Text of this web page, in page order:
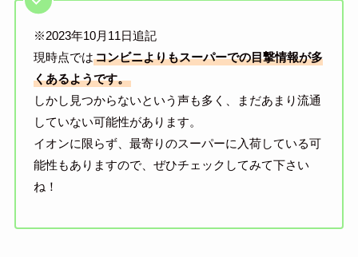
※2023年10月11日追記
現時点ではコンビニよりもスーパーでの目撃情報が多
くあるようです。
しかし見つからないという声も多く、まだあまり流通
していない可能性があります。
イオンに限らず、最寄りのスーパーに入荷している可
能性もありますので、ぜひチェックしてみて下さい
ね！